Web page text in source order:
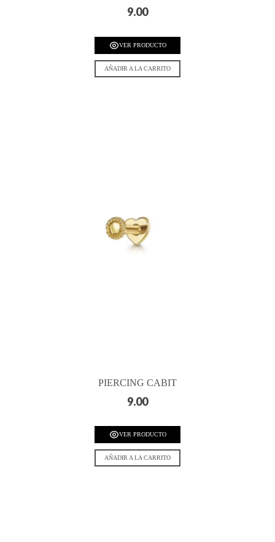
9.00
VER PRODUCTO
AÑADIR A LA CARRITO
PIERCING CABIT
9.00
VER PRODUCTO
AÑADIR A LA CARRITO